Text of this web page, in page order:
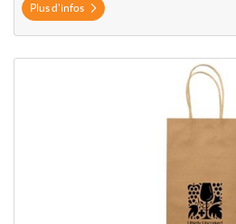
Plus d'infos
Plus d'infos Sacs à vin en papier Kraft